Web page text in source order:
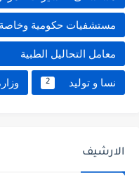
مستشفيات حكومية وخاصة
معامل التحاليل الطبية
نسا و توليد 2
الارشيف